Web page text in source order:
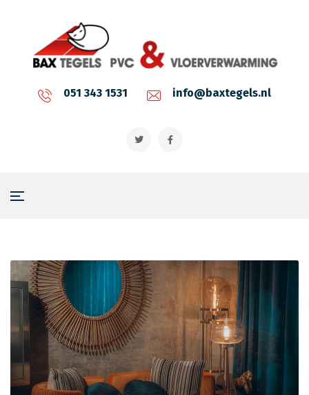
051 343 1531 info@baxtegels.nl